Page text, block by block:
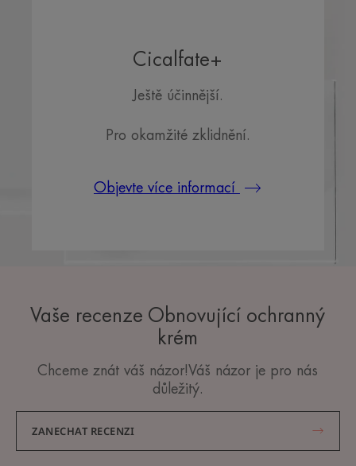
Cicalfate+
Ještě účinnější.
Pro okamžité zklidnění.
Objevte více informací
Vaše recenze Obnovující ochranný
krém
Chceme znát váš názor!Váš názor je pro nás
důležitý.
ZANECHAT RECENZI